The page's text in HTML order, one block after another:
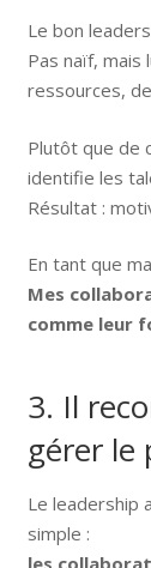
Le bon
Pas naïf, mais
ressources,
Plutôt que de
identifie les
Résultat :
En tant que
Mes
comme leur
3. Il
gérer le
Le leadership
simple :
les